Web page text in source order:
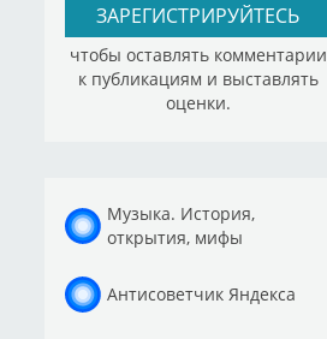
ЗАРЕГИСТРИРУЙТЕСЬ
чтобы оставлять комментарии
к публикациям и выставлять
оценки.
Музыка. История,
открытия, мифы
Антисоветчик Яндекса